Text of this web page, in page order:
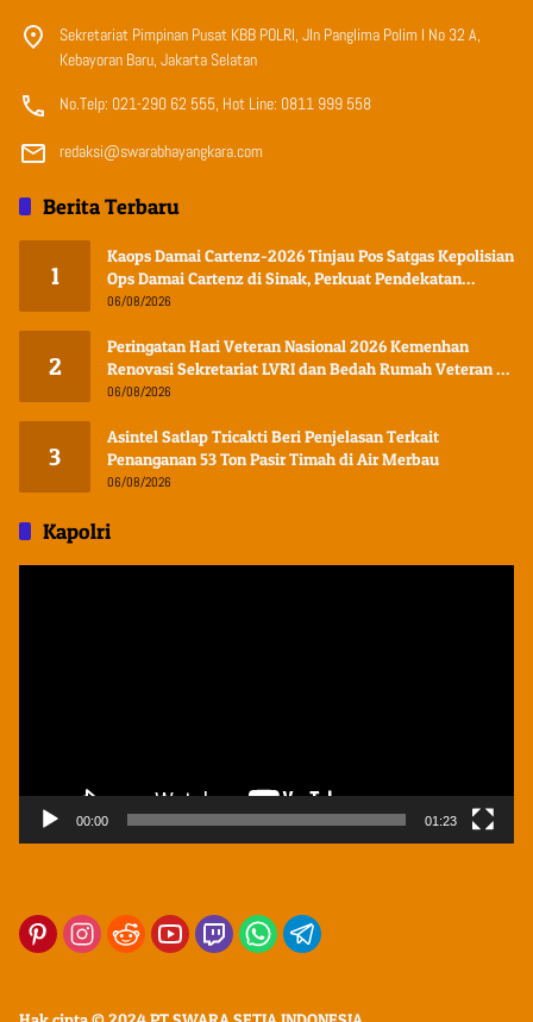
Sekretariat Pimpinan Pusat KBB POLRI, Jln Panglima Polim I No 32 A,
Kebayoran Baru, Jakarta Selatan
No.Telp: 021-290 62 555, Hot Line: 0811 999 558
redaksi@swarabhayangkara.com
Berita Terbaru
1
Kaops Damai Cartenz-2026 Tinjau Pos Satgas Kepolisian
Ops Damai Cartenz di Sinak, Perkuat Pendekatan
Humanis Bersama Masyarakat
06/08/2026
2
Peringatan Hari Veteran Nasional 2026 Kemenhan
Renovasi Sekretariat LVRI dan Bedah Rumah Veteran di
19 Provinsi
06/08/2026
3
Asintel Satlap Tricakti Beri Penjelasan Terkait
Penanganan 53 Ton Pasir Timah di Air Merbau
06/08/2026
Kapolri
00:00 01:23